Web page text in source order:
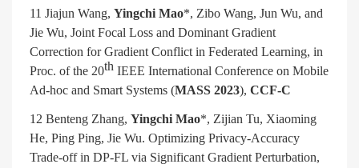
11 Jiajun Wang, Yingchi Mao*, Zibo Wang, Jun Wu, and
Jie Wu, Joint Focal Loss and Dominant Gradient
Correction for Gradient Conflict in Federated Learning, in
Proc. of the 20th IEEE International Conference on Mobile
Ad-hoc and Smart Systems (MASS 2023), CCF-C
12 Benteng Zhang, Yingchi Mao*, Zijian Tu, Xiaoming
He, Ping Ping, Jie Wu. Optimizing Privacy-Accuracy
Trade-off in DP-FL via Significant Gradient Perturbation,